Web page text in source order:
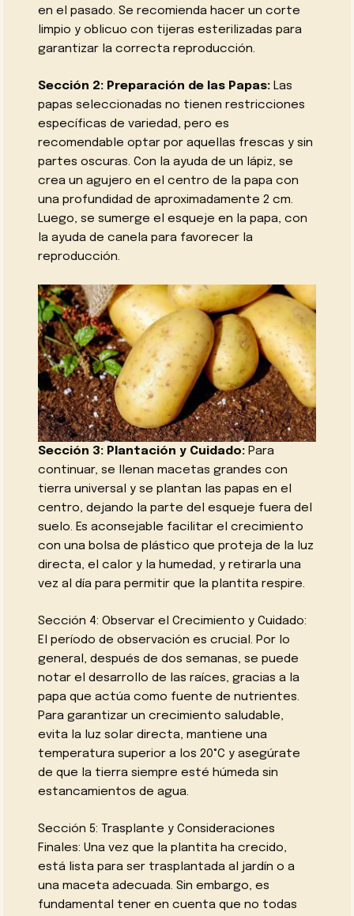
en el pasado. Se recomienda hacer un corte
limpio y oblicuo con tijeras esterilizadas para
garantizar la correcta reproducción.
Sección 2: Preparación de las Papas: Las
papas seleccionadas no tienen restricciones
específicas de variedad, pero es
recomendable optar por aquellas frescas y sin
partes oscuras. Con la ayuda de un lápiz, se
crea un agujero en el centro de la papa con
una profundidad de aproximadamente 2 cm.
Luego, se sumerge el esqueje en la papa, con
la ayuda de canela para favorecer la
reproducción.
Sección 3: Plantación y Cuidado: Para
continuar, se llenan macetas grandes con
tierra universal y se plantan las papas en el
centro, dejando la parte del esqueje fuera del
suelo. Es aconsejable facilitar el crecimiento
con una bolsa de plástico que proteja de la luz
directa, el calor y la humedad, y retirarla una
vez al día para permitir que la plantita respire.
Sección 4: Observar el Crecimiento y Cuidado:
El período de observación es crucial. Por lo
general, después de dos semanas, se puede
notar el desarrollo de las raíces, gracias a la
papa que actúa como fuente de nutrientes.
Para garantizar un crecimiento saludable,
evita la luz solar directa, mantiene una
temperatura superior a los 20°C y asegúrate
de que la tierra siempre esté húmeda sin
estancamientos de agua.
Sección 5: Trasplante y Consideraciones
Finales: Una vez que la plantita ha crecido,
está lista para ser trasplantada al jardín o a
una maceta adecuada. Sin embargo, es
fundamental tener en cuenta que no todas